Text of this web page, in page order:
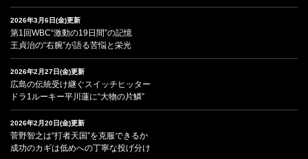
2026年3月6日(金)更新
第1回WBC“激動の19日間”の記憶
王貞治の“右腕”が語る苦悩と栄光
2026年2月27日(金)更新
広島の伝統受け継ぐスイッチヒッター
ドラ1ルーキー平川蓮に“大物の片鱗”
2026年2月20日(金)更新
菅野智之は“打者天国”を克服できるか
成功のカギは低めへの丁寧な投げ分け